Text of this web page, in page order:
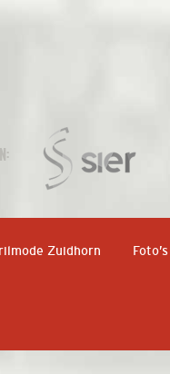
Zuidhorn Foto’s